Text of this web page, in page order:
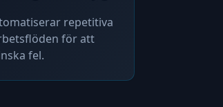
repetitiva
för att
fel.